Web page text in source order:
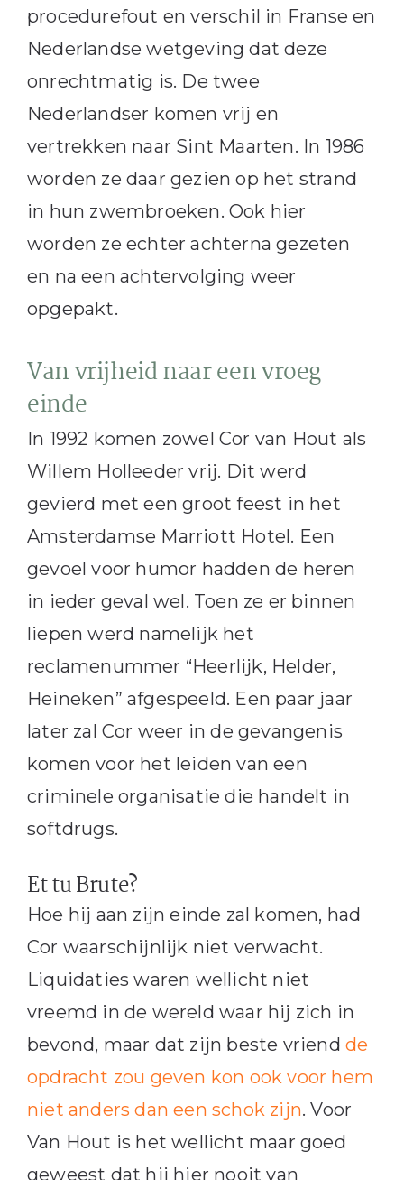
procedurefout en verschil in Franse en
Nederlandse wetgeving dat deze
onrechtmatig is. De twee
Nederlandser komen vrij en
vertrekken naar Sint Maarten. In 1986
worden ze daar gezien op het strand
in hun zwembroeken. Ook hier
worden ze echter achterna gezeten
en na een achtervolging weer
opgepakt.
Van vrijheid naar een vroeg
einde
In 1992 komen zowel Cor van Hout als
Willem Holleeder vrij. Dit werd
gevierd met een groot feest in het
Amsterdamse Marriott Hotel. Een
gevoel voor humor hadden de heren
in ieder geval wel. Toen ze er binnen
liepen werd namelijk het
reclamenummer “Heerlijk, Helder,
Heineken” afgespeeld. Een paar jaar
later zal Cor weer in de gevangenis
komen voor het leiden van een
criminele organisatie die handelt in
softdrugs.
Et tu Brute?
Hoe hij aan zijn einde zal komen, had
Cor waarschijnlijk niet verwacht.
Liquidaties waren wellicht niet
vreemd in de wereld waar hij zich in
bevond, maar dat zijn beste vriend de
opdracht zou geven kon ook voor hem
niet anders dan een schok zijn. Voor
Van Hout is het wellicht maar goed
geweest dat hij hier nooit van